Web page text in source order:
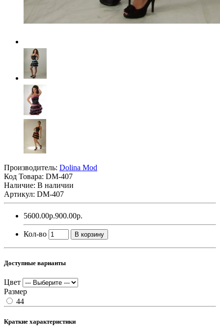
Производитель: Dolina Mod
Код Товара: DM-407
Наличие: В наличии
Артикул: DM-407
5600.00р.900.00р.
Кол-во В корзину
Доступные варианты
Цвет
Размер
44
Краткие характеристики